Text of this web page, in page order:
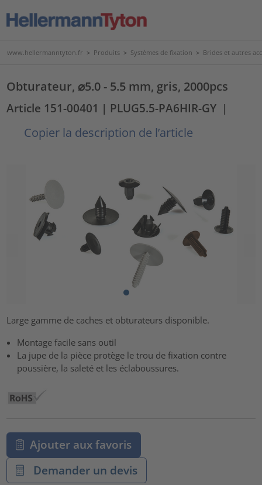
www.hellermanntyton.fr > Produits > Systèmes de fixation > Brides et autres
Obturateur, ⌀5.0 - 5.5 mm, gris, 2000pcs
Article 151-00401 | PLUG5.5-PA6HIR-GY |
Copier la description de l’article
Large gamme de caches et obturateurs disponible.
Montage facile sans outil
La jupe de la pièce protège le trou de fixation contre
poussière, la saleté et les éclaboussures.
Ajouter aux favoris
Demander un devis